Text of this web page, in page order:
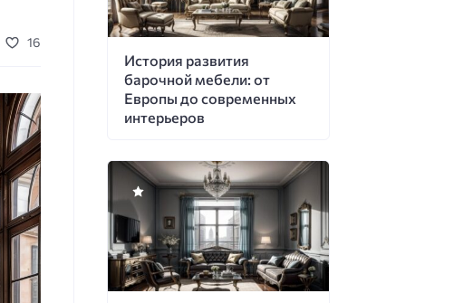
16
История развития
барочной мебели: от
Европы до современных
интерьеров